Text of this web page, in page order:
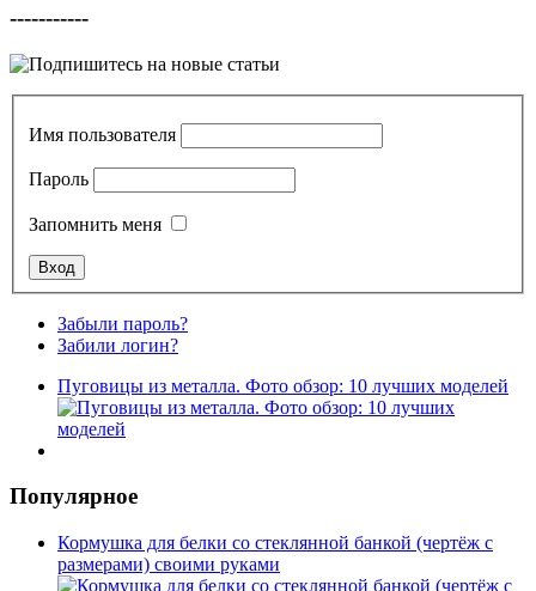
-----------
Имя пользователя
Пароль
Запомнить меня
Забыли пароль?
Забили логин?
Пуговицы из металла. Фото обзор: 10 лучших моделей
Популярное
Кормушка для белки со стеклянной банкой (чертёж с
размерами) своими руками